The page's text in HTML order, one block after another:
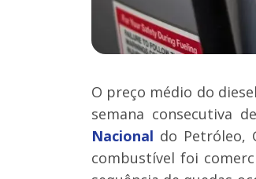
O preço médio do
semana consecutiva
Nacional do Petróleo,
combustível foi